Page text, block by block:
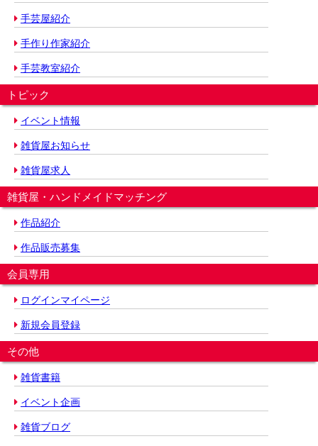
手芸屋紹介
手作り作家紹介
手芸教室紹介
トピック
イベント情報
雑貨屋お知らせ
雑貨屋求人
雑貨屋・ハンドメイドマッチング
作品紹介
作品販売募集
会員専用
ログインマイページ
新規会員登録
その他
雑貨書籍
イベント企画
雑貨ブログ